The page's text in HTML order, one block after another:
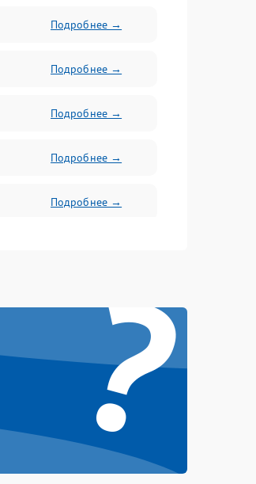
Подробнее →
Подробнее →
Подробнее →
Подробнее →
Подробнее →
?